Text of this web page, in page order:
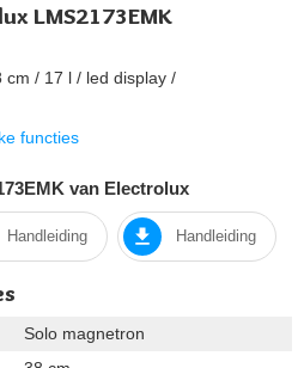
LMS2173EMK
/ 17 l / led display /
functies
van Electrolux
Handleiding Handleiding
Solo magnetron